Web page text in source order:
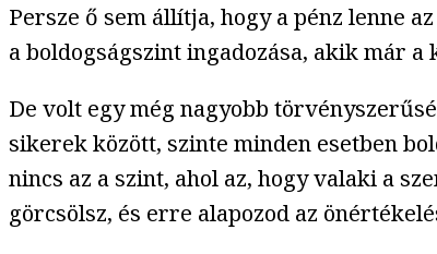
Persze ő sem állítja, hogy a pénz lenne
a boldogságszint ingadozása, akik már
De volt egy még nagyobb
sikerek között, szinte minden esetben
nincs az a szint, ahol az, hogy valaki a
görcsölsz, és erre alapozod az